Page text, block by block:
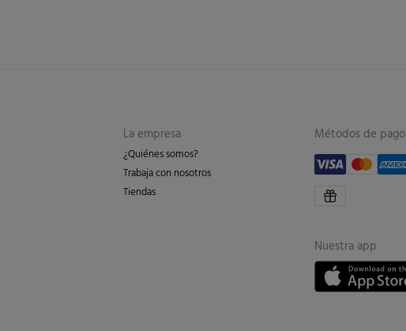
La empresa
¿Quiénes somos?
Trabaja con nosotros
Tiendas
Métodos de pago
Nuestra app